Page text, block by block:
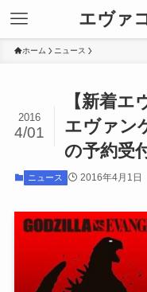
エヴァ
ホーム ニュース
【新着
エヴァン
の予約受
2016
4/01
ニュース 2016年4月1日